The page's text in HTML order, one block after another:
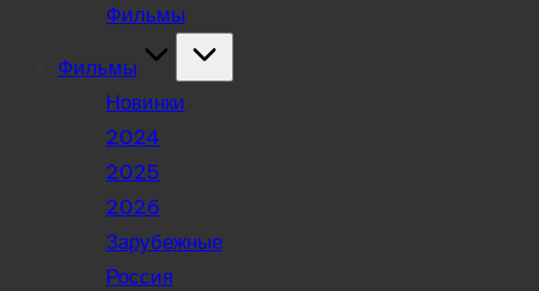
Фильмы
Фильмы
Новинки
2024
2025
2026
Зарубежные
Россия